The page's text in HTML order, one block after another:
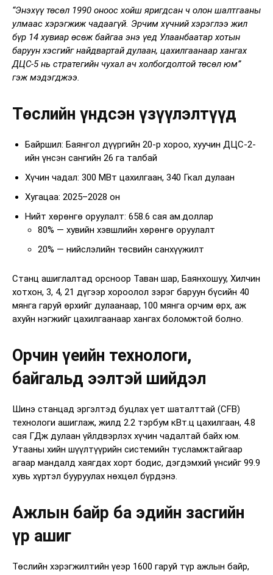
“Энэхүү төсөл 1990 оноос хойш яригдсан ч олон шалтгааны
улмаас хэрэгжиж чадаагүй. Эрчим хүчний хэрэглээ жил
бүр 14 хувиар өсөж байгаа энэ үед Улаанбаатар хотын
баруун хэсгийг найдвартай дулаан, цахилгаанаар хангах
ДЦС-5 нь стратегийн чухал ач холбогдолтой төсөл юм”
гэж мэдэгджээ.
Төслийн үндсэн үзүүлэлтүүд
Байршил: Баянгол дүүргийн 20-р хороо, хуучин ДЦС-2-
ийн үнсэн сангийн 26 га талбай
Хүчин чадал: 300 МВт цахилгаан, 340 Гкал дулаан
Хугацаа: 2025–2028 он
Нийт хөрөнгө оруулалт: 658.6 сая ам.доллар
80% — хувийн хэвшлийн хөрөнгө оруулалт
20% — нийслэлийн төсвийн санхүүжилт
Станц ашиглалтад орсноор Таван шар, Баянхошуу, Хилчин
хотхон, 3, 4, 21 дүгээр хороолол зэрэг баруун бүсийн 40
мянга гаруй өрхийг дулаанаар, 100 мянга орчим өрх, аж
ахуйн нэгжийг цахилгаанаар хангах боломжтой болно.
Орчин үеийн технологи,
байгальд ээлтэй шийдэл
Шинэ станцад эргэлтэд буцлах үет шаталттай (CFB)
технологи ашиглаж, жилд 2.2 тэрбум кВт.ц цахилгаан, 4.8
сая ГДж дулаан үйлдвэрлэх хүчин чадалтай байх юм.
Утааны хийн шүүлтүүрийн системийн тусламжтайгаар
агаар мандалд хаягдах хорт бодис, дэгдэмхий үнсийг 99.9
хувь хүртэл бууруулах нөхцөл бүрдэнэ.
Ажлын байр ба эдийн засгийн
үр ашиг
Төслийн хэрэгжилтийн үеэр 1600 гаруй түр ажлын байр,